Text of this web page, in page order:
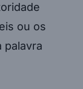
ou os
palavra